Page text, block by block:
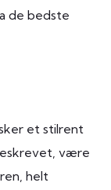
de bedste
et stilrent
være
helt